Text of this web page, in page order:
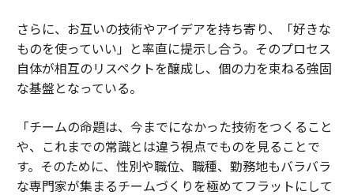
さらに、お互いの技術やアイデアを持ち寄り、「好きな
ものを使っていい」と率直に提示し合う。そのプロセス
自体が相互のリスペクトを醸成し、個の力を束ねる強固
な基盤となっている。
「チームの命題は、今までになかった技術をつくること
や、これまでの常識とは違う視点でものを見ることで
す。そのために、性別や職位、職種、勤務地もバラバラ
な専門家が集まるチームづくりを極めてフラットにして